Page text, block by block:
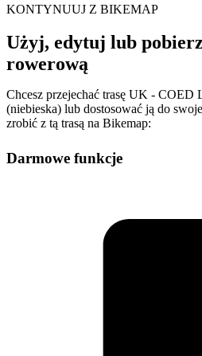
KONTYNUUJ Z BIKEMAP
Użyj, edytuj lub
rowerową
Chcesz przejechać trasę UK -
(niebieska) lub dostosować ją do
zrobić z tą trasą na Bikemap:
Darmowe funkcje